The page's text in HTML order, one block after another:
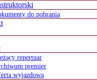
do pobrania
repertuar
premier
wyjazdowa